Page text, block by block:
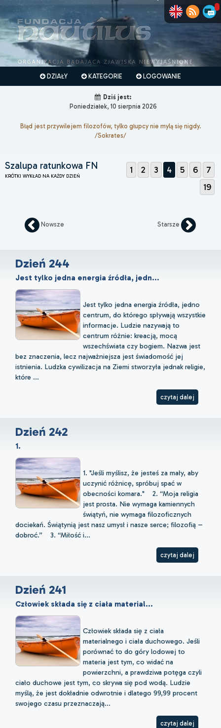
DZIAŁY KATEGORIE LOGOWANIE
Dziś jest:
Poniedziałek, 10 sierpnia 2026
Błąd jest przywilejem filozofów, tylko głupcy nie mylą się nigdy.
/Sokrates/
Szalupa ratunkowa FN
KRÓTKI WYKŁAD NA KAŻDY DZIEŃ
1 2 3 4 5 6
7
19
Nowsze Starsze
Dzień 244
Jest tylko jedna energia źródła, jedn...
Jest tylko jedna energia źródła, jedno
centrum, do którego spływają wszystkie
informacje. Ludzie nazywają to
centrum różnie: kreacją, mocą
wszechświata czy bogiem. Nazwa jest
bez znaczenia, lecz najważniejsza jest świadomość jej
istnienia. Ludzka cywilizacja na Ziemi stworzyła jednak religie,
które ...
czytaj dalej
Dzień 242
1.
1. "Jeśli myślisz, że jesteś za mały, aby
uczynić różnicę, spróbuj spać w
obecności komara." 2. “Moja religia
jest prosta. Nie wymaga kamiennych
świątyń, nie wymaga filozoficznych
dociekań. Świątynią jest nasz umysł i nasze serce; filozofią –
dobroć.” 3. “Miłość i...
czytaj dalej
Dzień 241
Człowiek składa się z ciała material...
Człowiek składa się z ciała
materialnego i ciała duchowego. Jeśli
porównać to do góry lodowej to
materia jest tym, co widać na
powierzchni, a prawdziwa potęga czyli
ciało duchowe jest tym, co skrywa się pod wodą. Ludzie
myślą, że jest dokładnie odwrotnie i dlatego 99,99 procent
swojego czasu przeznaczają...
czytaj dalej